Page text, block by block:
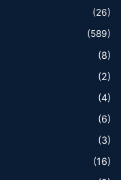
(26)
(589)
(8)
(2)
(4)
(6)
(3)
(16)